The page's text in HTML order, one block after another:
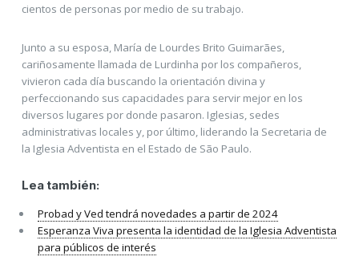
cientos de personas por medio de su trabajo.
Junto a su esposa, María de Lourdes Brito Guimarães,
cariñosamente llamada de Lurdinha por los compañeros,
vivieron cada día buscando la orientación divina y
perfeccionando sus capacidades para servir mejor en los
diversos lugares por donde pasaron. Iglesias, sedes
administrativas locales y, por último, liderando la Secretaria de
la Iglesia Adventista en el Estado de São Paulo.
Lea también:
Probad y Ved tendrá novedades a partir de 2024
Esperanza Viva presenta la identidad de la Iglesia Adventista
para públicos de interés